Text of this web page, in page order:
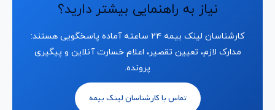
نیاز به راهنمایی بیشتر دارید؟
کارشناسان لینک بیمه ۲۴ ساعته آماده پاسخگویی هستند:
مدارک لازم، تعیین تقصیر، اعلام خسارت آنلاین و پیگیری
پرونده.
تماس با کارشناسان لینک بیمه